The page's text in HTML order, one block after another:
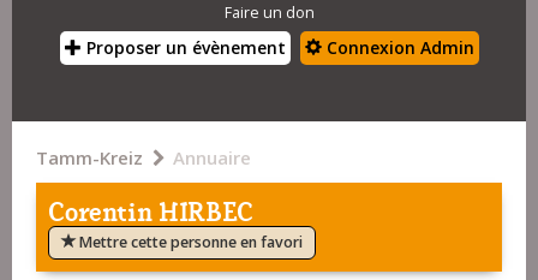
Faire un don
Proposer un évènement Connexion Admin
Tamm-Kreiz Annuaire
Corentin HIRBEC
Mettre cette personne en favori